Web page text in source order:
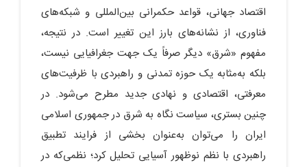
اقتصاد جهانی، قواعد حکمرانی بین‌المللی و شبکه‌های
فناوری، از نشانه‌های بارز این تغییر است. در نتیجه،
مفهوم «شرق» دیگر صرفاً یک جهت جغرافیایی نیست،
بلکه به‌مثابه یک حوزه تمدنی و راهبردی با ظرفیت‌های
معرفتی، اقتصادی و نهادی جدید مطرح می‌شود. در
چنین بستری، سیاست نگاه به شرق در جمهوری اسلامی
ایران را می‌توان به‌عنوان بخشی از فرایند تطبیق
راهبردی با نظم نوظهور آسیایی تحلیل کرد؛ نظمی‌که در